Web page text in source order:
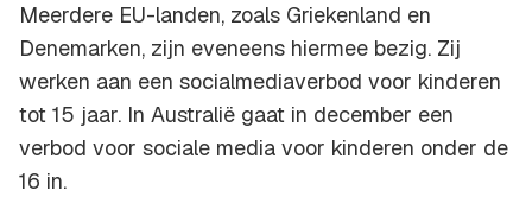
Meerdere EU-landen, zoals Griekenland en
Denemarken, zijn eveneens hiermee bezig. Zij
werken aan een socialmediaverbod voor kinderen
tot 15 jaar. In Australië gaat in december een
verbod voor sociale media voor kinderen onder de
16 in.